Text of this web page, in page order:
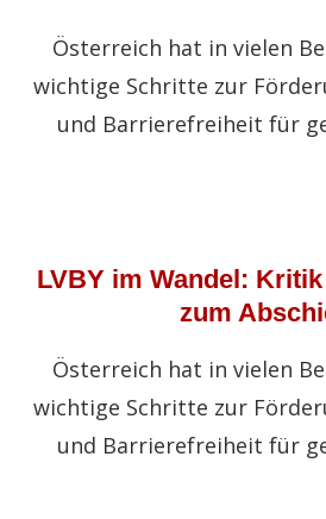
Österreich hat in vielen
wichtige Schritte zur
und Barrierefreiheit für
LVBY im Wandel:
zum
Österreich hat in vielen
wichtige Schritte zur
und Barrierefreiheit für